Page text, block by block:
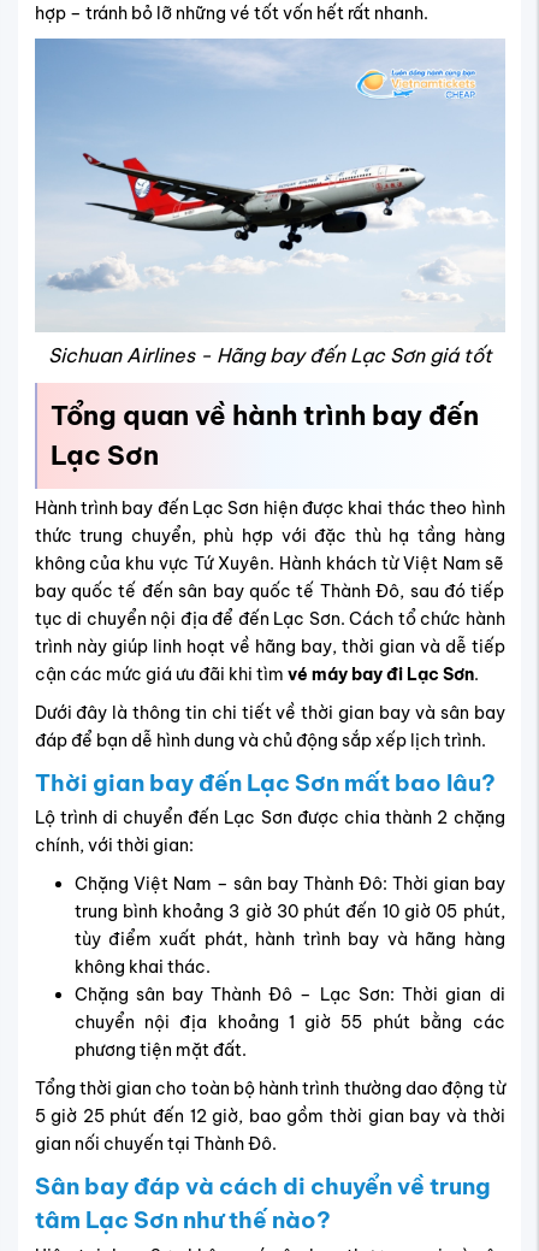
hợp – tránh bỏ lỡ những vé tốt vốn hết rất nhanh.
Sichuan Airlines - Hãng bay đến Lạc Sơn giá tốt
Tổng quan về hành trình bay đến
Lạc Sơn
Hành trình bay đến Lạc Sơn hiện được khai thác theo hình
thức trung chuyển, phù hợp với đặc thù hạ tầng hàng
không của khu vực Tứ Xuyên. Hành khách từ Việt Nam sẽ
bay quốc tế đến sân bay quốc tế Thành Đô, sau đó tiếp
tục di chuyển nội địa để đến Lạc Sơn. Cách tổ chức hành
trình này giúp linh hoạt về hãng bay, thời gian và dễ tiếp
cận các mức giá ưu đãi khi tìm vé máy bay đi Lạc Sơn.
Dưới đây là thông tin chi tiết về thời gian bay và sân bay
đáp để bạn dễ hình dung và chủ động sắp xếp lịch trình.
Thời gian bay đến Lạc Sơn mất bao lâu?
Lộ trình di chuyển đến Lạc Sơn được chia thành 2 chặng
chính, với thời gian:
Chặng Việt Nam – sân bay Thành Đô: Thời gian bay
trung bình khoảng 3 giờ 30 phút đến 10 giờ 05 phút,
tùy điểm xuất phát, hành trình bay và hãng hàng
không khai thác.
Chặng sân bay Thành Đô – Lạc Sơn: Thời gian di
chuyển nội địa khoảng 1 giờ 55 phút bằng các
phương tiện mặt đất.
Tổng thời gian cho toàn bộ hành trình thường dao động từ
5 giờ 25 phút đến 12 giờ, bao gồm thời gian bay và thời
gian nối chuyến tại Thành Đô.
Sân bay đáp và cách di chuyển về trung
tâm Lạc Sơn như thế nào?